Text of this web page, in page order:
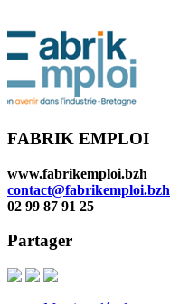
FABRIK EMPLOI
www.fabrikemploi.bzh
contact@fabrikemploi.bzh
02 99 87 91 25
Partager